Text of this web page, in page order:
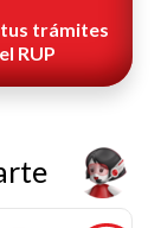
tus trámites
RUP